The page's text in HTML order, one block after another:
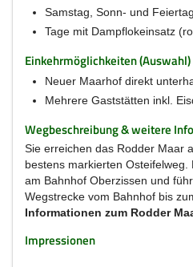
Samstag, Sonn- und
Tage mit Dampflokeinsatz
Einkehrmöglichkeiten (Auswahl)
Neuer Maarhof direkt
Mehrere Gaststätten inkl.
Wegbeschreibung & weitere
Sie erreichen das Rodder Maar
bestens markierten
am Bahnhof Oberzissen und
Wegstrecke vom Bahnhof bis
Informationen zum Rodder
Impressionen